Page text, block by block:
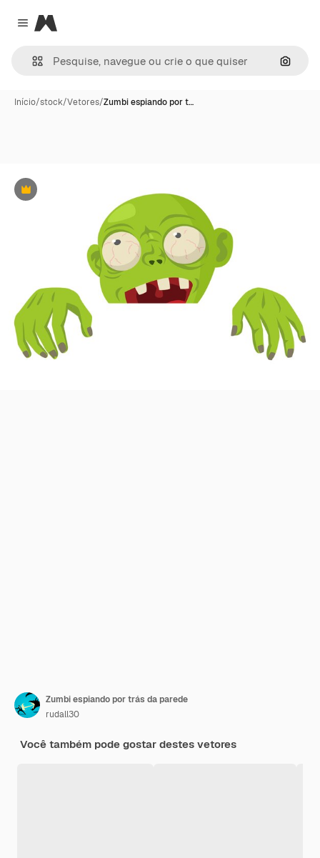
Close menu
Magnific
Início/stock/Vetores/Zumbi espiando por t…
Premium
Zumbi espiando por trás da parede
rudall30
Você também pode gostar destes vetores